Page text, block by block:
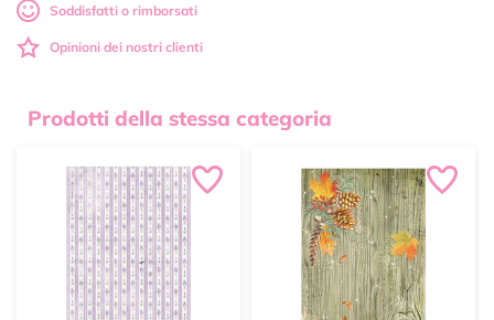
Soddisfatti o rimborsati
Opinioni dei nostri clienti
Prodotti della stessa categoria